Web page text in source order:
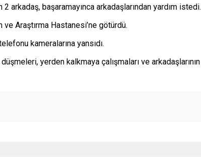
arkadaş, başaramayınca arkadaşlarından yardım istedi.
ve Araştırma Hastanesi’ne götürdü.
kameralarına yansıdı.
yerden kalkmaya çalışmaları ve arkadaşlarının